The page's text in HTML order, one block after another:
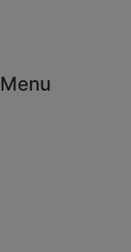
Menu